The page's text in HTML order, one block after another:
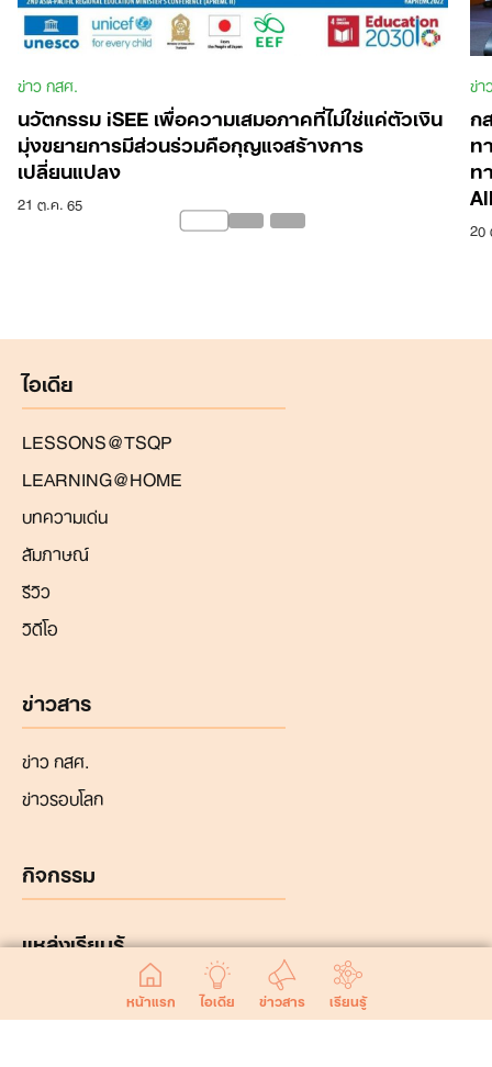
หน้าแรก ไอเดีย ข่าวสาร เรียนรู้
ข่าว กสศ.
นวัตกรรม iSEE เพื่อความเสมอภาคที่ไม่ใช่แค่ตัวเงิน
มุ่งขยายการมีส่วนร่วมคือกุญแจสร้างการ
เปลี่ยนแปลง
21 ต.ค. 65
ข่
ก
ท
ท
20
ไอเดีย
LESSONS@TSQP
LEARNING@HOME
บทความเด่น
สัมภาษณ์
รีวิว
วิดีโอ
ข่าวสาร
ข่าว กสศ.
ข่าวรอบโลก
กิจกรรม
แหล่งเรียนรู้